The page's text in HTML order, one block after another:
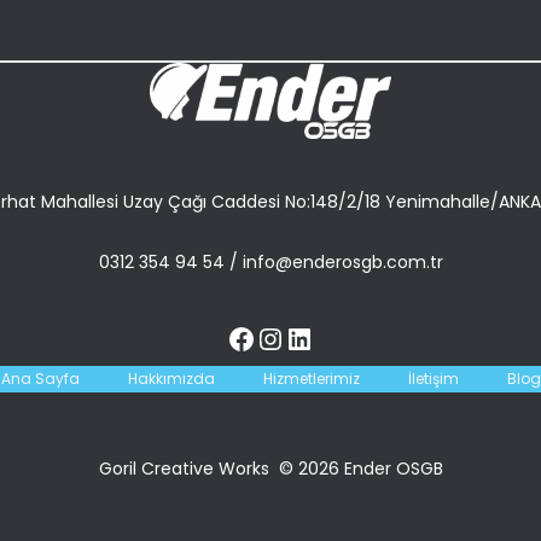
Mahallesi Uzay Çağı Caddesi No:148/2/18 Yenimahalle/
0312 354 94 54 / info@enderosgb.com.tr
Ana Sayfa Hakkımızda Hizmetlerimiz İletişim Blog
Goril Creative Works © 2026 Ender OSGB